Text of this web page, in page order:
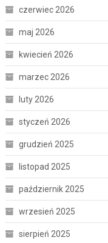
czerwiec 2026
maj 2026
kwiecień 2026
marzec 2026
luty 2026
styczeń 2026
grudzień 2025
listopad 2025
październik 2025
wrzesień 2025
sierpień 2025